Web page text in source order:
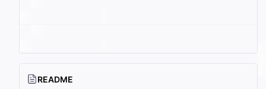
README